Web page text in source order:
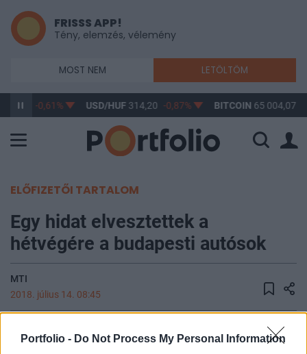
Portfolio - Do Not Process My Personal Information
FRISSS APP!
Tény, elemzés, vélemény
MOST NEM LETÖLTÖM
-0,61% USD/HUF314,20 -0,87% BITCOIN 65 004,07
ELŐFIZETŐI TARTALOM
Egy hidat elvesztettek a
hétvégére a budapesti autósok
MTI
2018. július 14. 08:45
Elsőként ma és vasárnap, majd további három
egymást követő nyári hétvégén lezárják a